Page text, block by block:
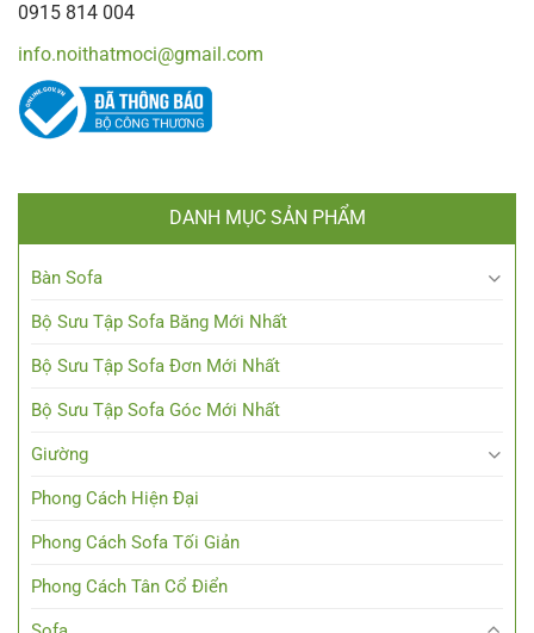
0915 814 004
info.noithatmoci@gmail.com
DANH MỤC SẢN PHẨM
Bàn Sofa
Bộ Sưu Tập Sofa Băng Mới Nhất
Bộ Sưu Tập Sofa Đơn Mới Nhất
Bộ Sưu Tập Sofa Góc Mới Nhất
Giường
Phong Cách Hiện Đại
Phong Cách Sofa Tối Giản
Phong Cách Tân Cổ Điển